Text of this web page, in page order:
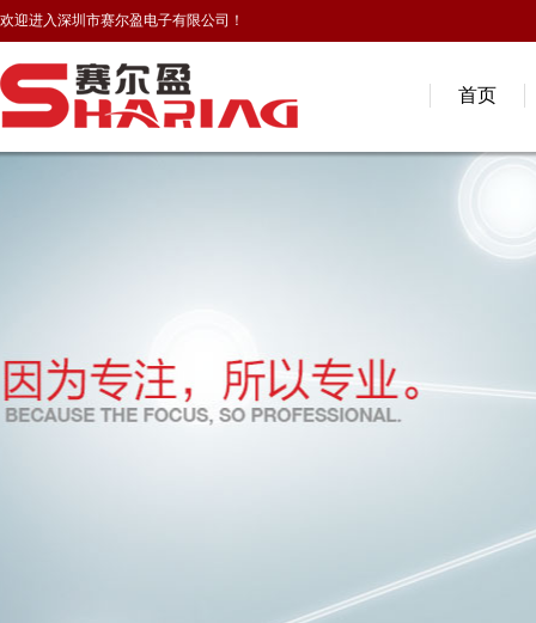
欢迎进入深圳市赛尔盈电子有限公司！
首页